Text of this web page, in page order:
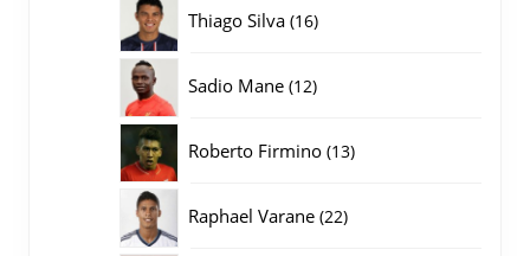
Thiago Silva 1616
Sadio Mane 1212
Roberto Firmino 1313
Raphael Varane 2222